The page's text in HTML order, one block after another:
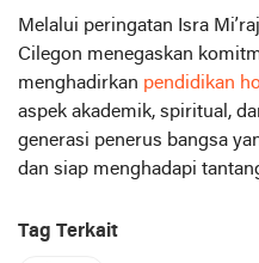
Melalui peringatan Isra
Cilegon menegaskan
menghadirkan pendidikan
aspek akademik, spiritual,
generasi penerus bangsa
dan siap menghadapi
Tag Terkait